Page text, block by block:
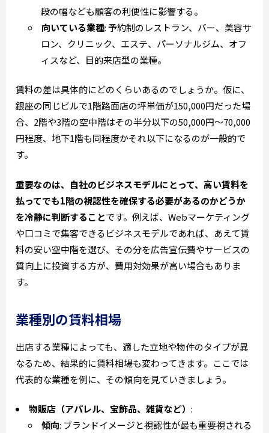
段の幅なども顧客の利便性に影響する。
向いている業種: 予約制のレストラン、バー、美容サ
ロン、クリニック、エステ、パーソナルジム、オフ
ィスなど、目的来店型の業種。
賃料の差は具体的にどのくらいあるのでしょうか。仮に、
銀座の同じビルで1階路面店の坪単価が150,000円だった場
合、2階や3階の空中階はその半分以下の50,000円～70,000
円程度、地下1階も同程度かそれ以下になるのが一般的で
す。
重要なのは、自社のビジネスモデルにとって、高い賃料を
払ってでも1階の視認性を確保する必要があるのかどうか
を冷静に判断することです。例えば、Webマーケティング
や口コミで集客できるビジネスモデルであれば、あえて賃
料の安い空中階を選び、その分を広告宣伝費やサービスの
質向上に投資する方が、費用対効果が高い場合もありま
す。
業種別の賃料相場
出店する業種によっても、適した立地や物件のタイプが異
なるため、結果的に賃料相場も変わってきます。ここでは
代表的な業種を例に、その傾向を見ていきましょう。
物販店（アパレル、宝飾品、雑貨など） :
傾向: ブランドイメージと視認性が最も重要視される